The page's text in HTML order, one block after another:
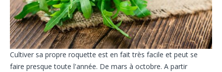
Cultiver sa propre roquette est en fait très facile et peut se
faire presque toute l'année. De mars à octobre. A partir